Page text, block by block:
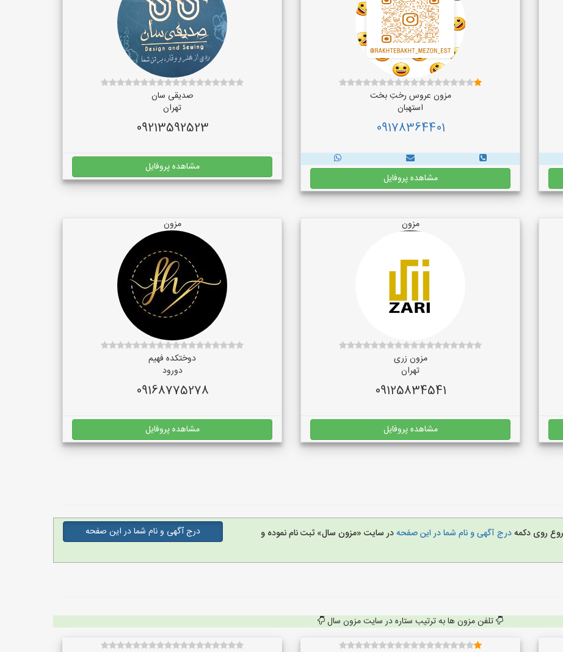
مزون عروس رختِ بخت
استهبان
09178364401
مشاهده پروفایل
صدیقی سان
تهران
09213592523
مشاهده پروفایل
مزون
مزون زری
تهران
09125834541
مشاهده پروفایل
مزون
دوختکده فهیم
دورود
09168775278
مشاهده پروفایل
روی دکمهدرج آگهی و نام شما در این صفحهدر سایت «مزون سال» ثبت نام نموده و
درج آگهی و نام شما در این صفحه
تلفن مزون ها به ترتیب ستاره در سایت مزون سال